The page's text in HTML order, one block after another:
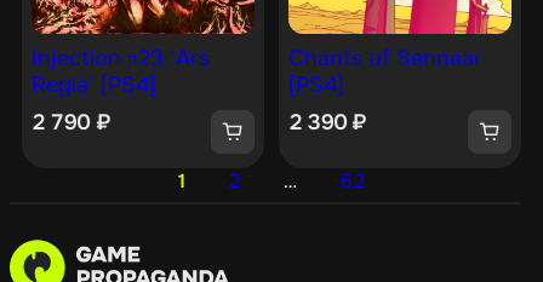
Injection π23 ‘Ars
Regia’ [PS4]
2 790 ₽
Chants of Sennaar
[PS4]
2 390₽
1 2 … 62